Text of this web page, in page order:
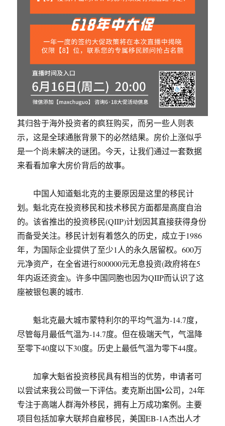
其归咎于海外投资者的疯狂购买，而另一些人则表
示，这是全球通胀背景下的必然结果。房价上涨似乎
是一个尚未解决的谜团。今天，让我们通过一套数据
来看看加拿大房价背后的故事。
中国人知道魁北克的主要原因是这里的移民计
划。魁北克在投资移民和技术移民方面都是高度自治
的。该省推出的投资移民(QIIP)计划因其直接获得身份
而备受关注。移民计划有着悠久的历史，成立于1986
年，为国际企业提供了至少1人的永久居留权。600万
元净资产，在全省进行800000元无息投资(政府将在5
年内返还资金)。许多中国同胞也因为QIIP而认识了这
座被银包裹的城市.
魁北克最大城市蒙特利尔的平均气温为-14.7度，
尽管每月最低气温为-14.7度。但在极端天气，气温降
至零下40度以下30度。历史上最低气温为零下44度。
加拿大魁省投资移民具有相当的优势，申请者可
以尝试来我公司做一下评估。麦克斯出国•公司，24年
专注于高端人群海外移民，拥有上万成功案例。主要
项目包括加拿大联邦自雇移民，美国EB-1A杰出人才